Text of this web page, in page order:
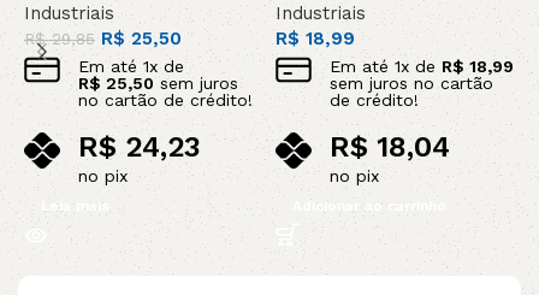
Industriais
R$29,85 R$25,50
Em até 1x de
R$ 25,50 sem juros
no cartão de crédito!
R$24,23
no pix
Leia mais
Industriais
R$18,99
Em até 1x de R$18,99
sem juros no cartão
de crédito!
R$18,04
no pix
Adicionar ao carrinho